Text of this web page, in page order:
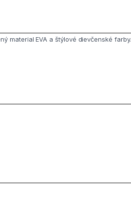
material EVA a štýlové dievčenské farby.